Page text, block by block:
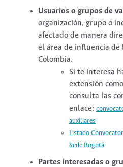
Usuarios o grupos de
organización, grupo o
afectado de manera
el área de influencia de
Colombia.
Si te interesa
extensión
consulta las
enlace:
auxiliares
Listado
Sede Bogotá
Partes interesadas o